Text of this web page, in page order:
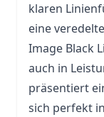
klaren
eine
Image Black
auch in
präsentiert
sich perfekt